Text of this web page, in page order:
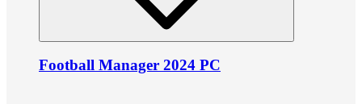
Football Manager 2024 PC